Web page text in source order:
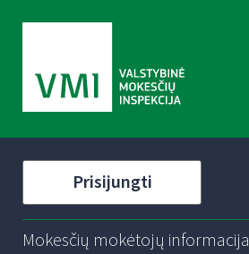
Prisijungti
Mokesčių mokėtojų informacija